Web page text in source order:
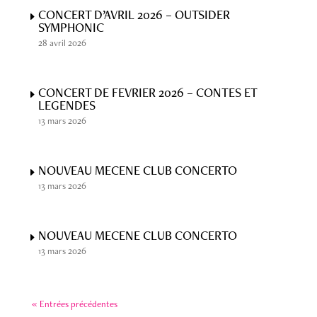
CONCERT D’AVRIL 2026 – OUTSIDER
SYMPHONIC
28 avril 2026
CONCERT DE FEVRIER 2026 – CONTES ET
LEGENDES
13 mars 2026
NOUVEAU MECENE CLUB CONCERTO
13 mars 2026
NOUVEAU MECENE CLUB CONCERTO
13 mars 2026
« Entrées précédentes